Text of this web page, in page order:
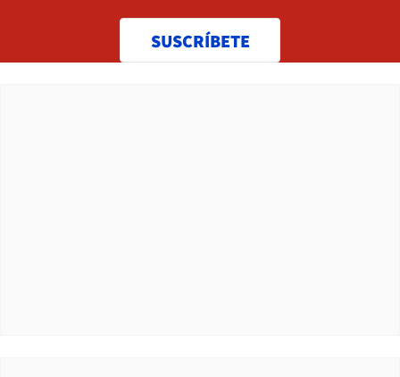
SUSCRÍBETE